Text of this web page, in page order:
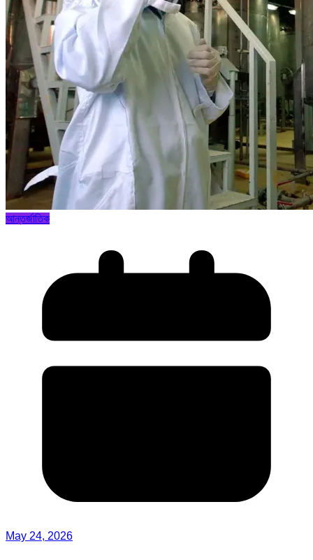
আন্তর্জাতিক
May 24, 2026